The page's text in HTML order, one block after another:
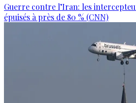
Guerre contre l’Iran: les
épuisés à près de 80 % (CNN)